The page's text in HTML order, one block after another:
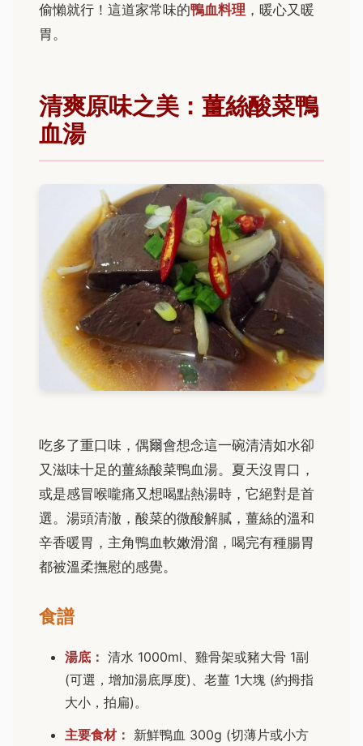
偷懶就行！這道家常味的鴨血料理 ，暖心又暖
胃。
清爽原味之美：薑絲酸菜鴨
血湯
吃多了重口味，偶爾會想念這一碗清清如水卻
又滋味十足的薑絲酸菜鴨血湯。夏天沒胃口，
或是感冒喉嚨痛又想喝點熱湯時，它絕對是首
選。湯頭清澈，酸菜的微酸解膩，薑絲的溫和
辛香暖胃，主角鴨血軟嫩滑溜，喝完有種腸胃
都被溫柔撫慰的感覺。
食譜
湯底： 清水 1000ml、雞骨架或豬大骨 1副
(可選，增加湯底厚度)、老薑 1大塊 (約拇指
大小，拍扁)。
主要食材： 新鮮鴨血 300g (切薄片或小方